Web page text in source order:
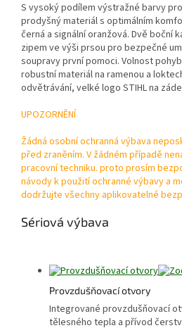
S vysoký podílem výstražné barvy
prodyšný materiál s optimálním
černá a signální oranžová. Dvě boční
zipem ve výši prsou pro bezpečné
soupravy první pomoci. Volnost
robustní materiál na ramenou a
odvětrávání, velké logo STIHL na
UPOZORNĚNÍ
Žádná osobní ochranná výbava
před zraněním. V žádném případě
pracovní techniku. proto prosím
návody k použití ochranné výbavy a
dodržujte všechny aplikovatelné
Sériová výbava
Provzdušňovací otvory
Integrované provzdušňovací
tělesného tepla a přívod